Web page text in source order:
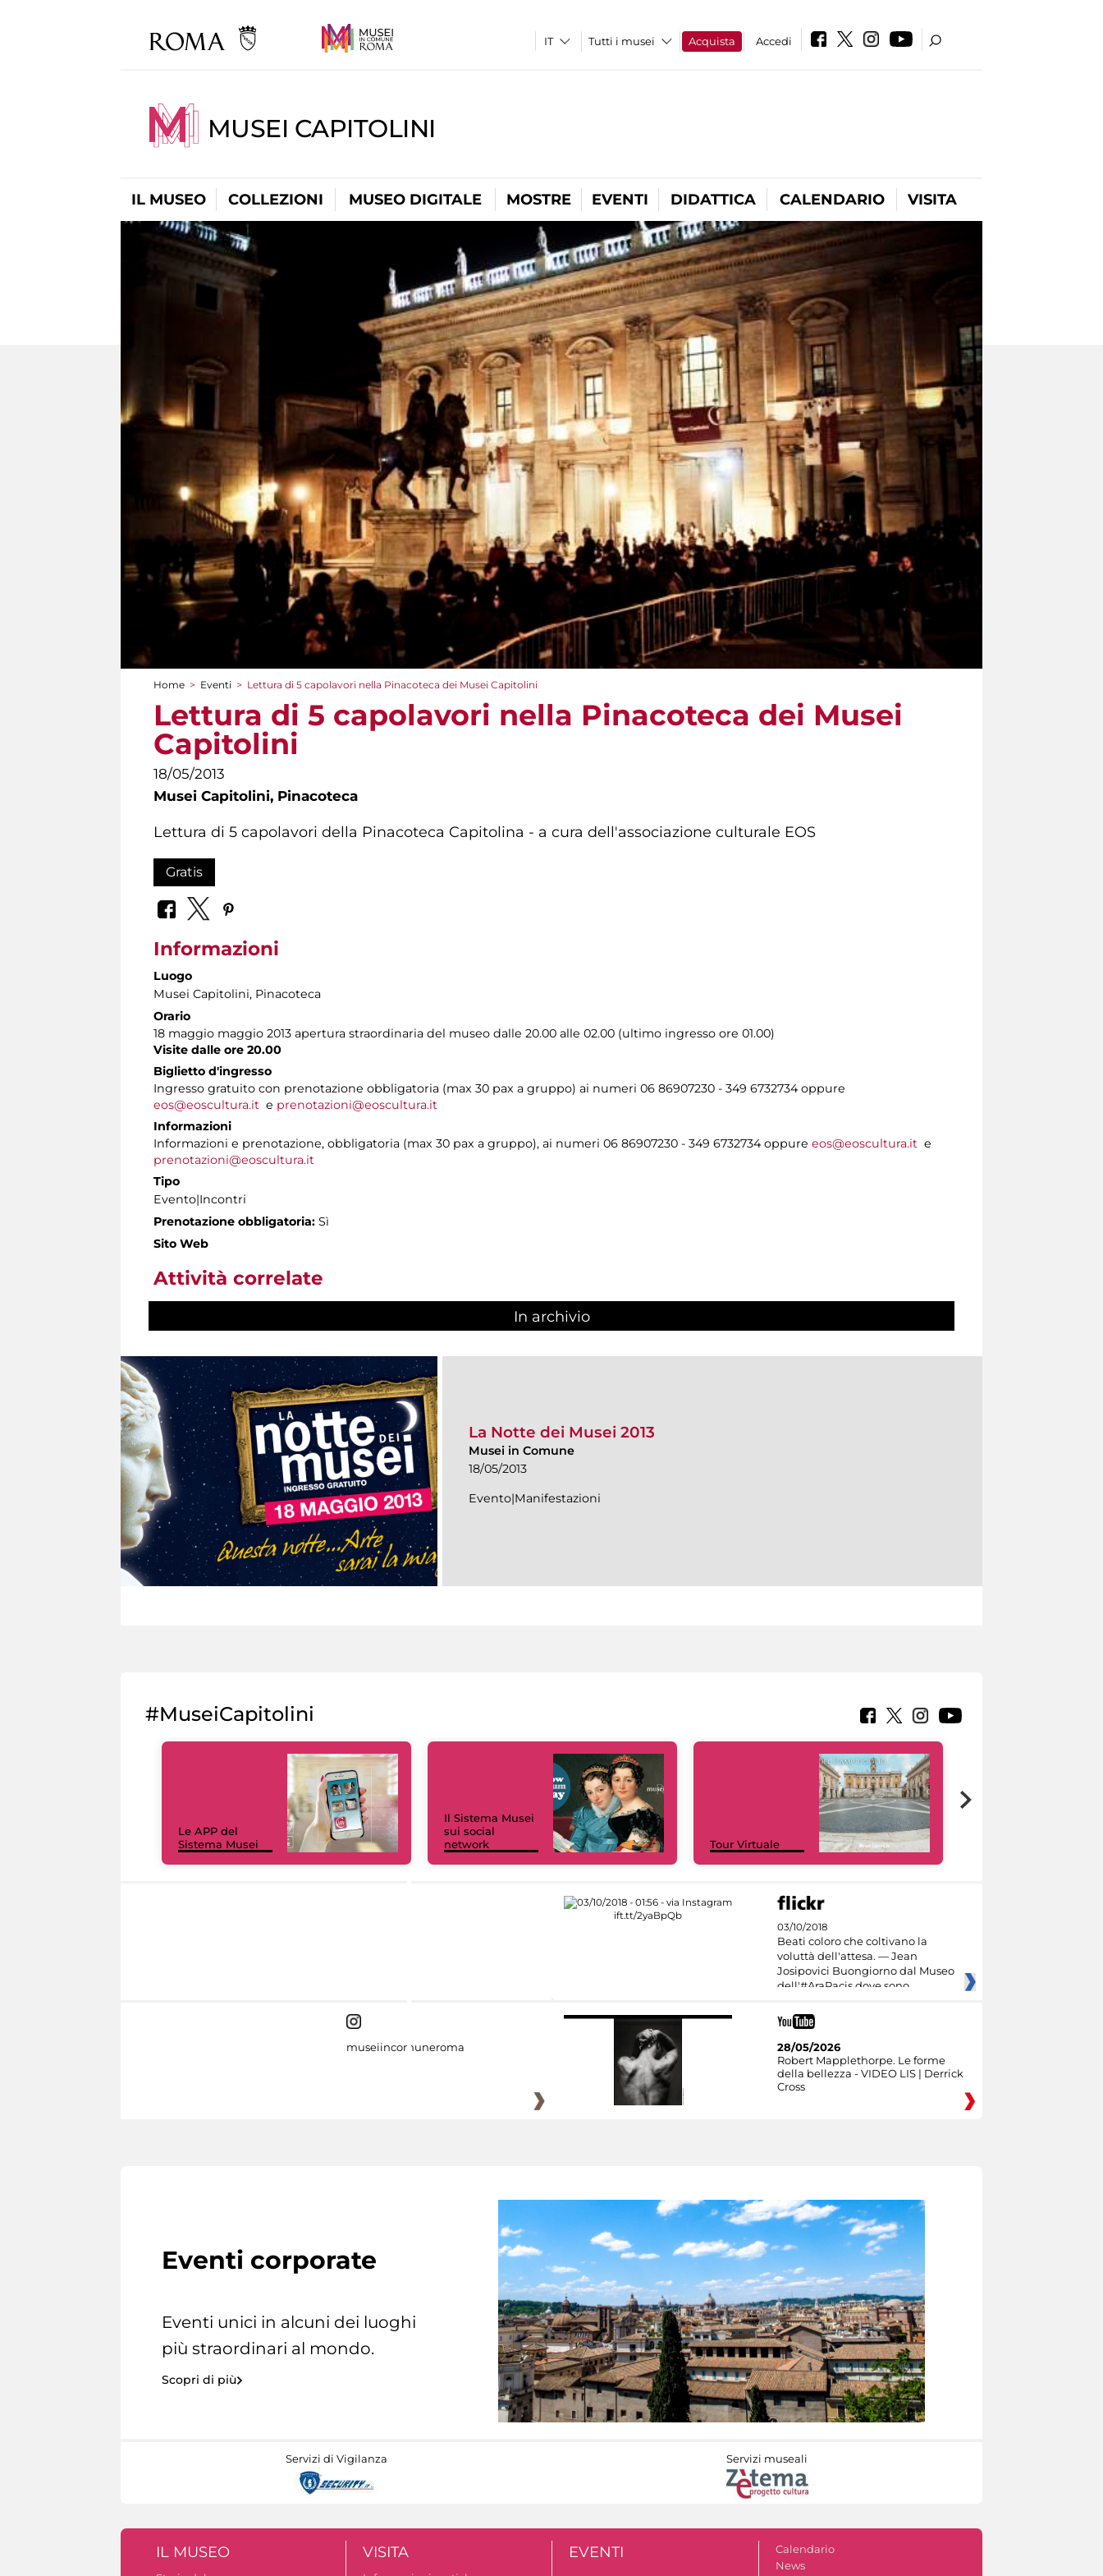
Tutti i musei Acquista Accedi
MUSEI CAPITOLINI
IL MUSEO COLLEZIONI MUSEO DIGITALE MOSTRE EVENTI DIDATTICA CALENDARIO VISITA
Tu sei qui
Home > Eventi > Lettura di 5 capolavori nella Pinacoteca dei Musei Capitolini
Lettura di 5 capolavori nella Pinacoteca dei Musei
Capitolini
18/05/2013
Musei Capitolini, Pinacoteca
Lettura di 5 capolavori della Pinacoteca Capitolina - a cura dell'associazione culturale EOS
Gratis
Informazioni
Luogo
Musei Capitolini, Pinacoteca
Orario
18 maggio maggio 2013 apertura straordinaria del museo dalle 20.00 alle 02.00 (ultimo ingresso ore 01.00)
Visite dalle ore 20.00
Biglietto d'ingresso
Ingresso gratuito con prenotazione obbligatoria (max 30 pax a gruppo) ai numeri 06 86907230 - 349 6732734 oppure
eos@eoscultura.it e prenotazioni@eoscultura.it
Informazioni
Informazioni e prenotazione, obbligatoria (max 30 pax a gruppo), ai numeri 06 86907230 - 349 6732734 oppure eos@eoscultura.it e
prenotazioni@eoscultura.it
Tipo
Evento|Incontri
Prenotazione obbligatoria: Sì
Sito Web
Attività correlate
In archivio
La Notte dei Musei 2013
Musei in Comune
18/05/2013
Evento|Manifestazioni
#MuseiCapitolini
Le APP del
Sistema Musei
Il Sistema Musei
sui social
network
Tour Virtuale
03/10/2018
Beati coloro che coltivano la
voluttà dell'attesa. — Jean
Josipovici Buongiorno dal Museo
dell'#AraPacis dove sono
museiincomuneroma
28/05/2026
Robert Mapplethorpe. Le forme
della bellezza - VIDEO LIS | Derrick
Cross
Eventi corporate
Eventi unici in alcuni dei luoghi
più straordinari al mondo.
Scopri di più
Servizi di Vigilanza Servizi museali
IL MUSEO VISITA EVENTI
Calendario
News